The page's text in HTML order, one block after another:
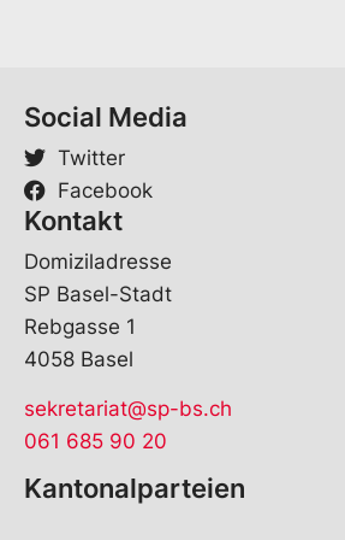
Social Media
Twitter
Facebook
Kontakt
Domiziladresse
SP Basel-Stadt
Rebgasse 1
4058 Basel
sekretariat@sp-bs.ch
061 685 90 20
Kantonalparteien